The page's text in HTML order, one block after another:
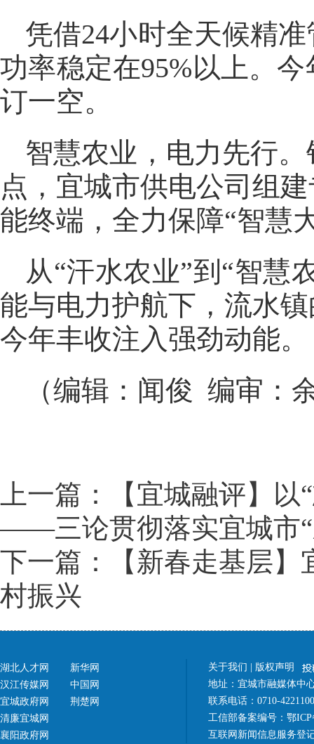
凭借24小时全天候精
功率稳定在95%以上。
订一空。
智慧农业，电力先行
点，宜城市供电公司组
能终端，全力保障“智慧
从“汗水农业”到“智慧
能与电力护航下，流水
今年丰收注入强劲动能。
（编辑：闻俊 编审：
上一篇：【宜城融评】
——三论贯彻落实宜城市“
下一篇：【新春走基层】
村振兴
湖北人才网
汉江传媒网
宜城政府网
清廉宜城网
襄阳政府网
新华网
中国网
荆楚网
关于我们
版权声明
地址：宜城市融媒体中
联系电话：0710-
工信部备案编号： 鄂ICP
互联网新闻信息服务登